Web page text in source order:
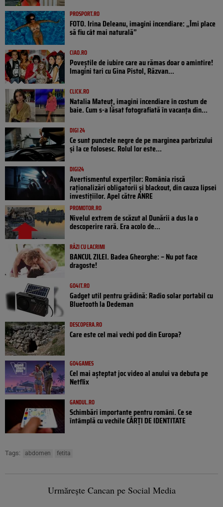
PROSPORT.RO
FOTO. Irina Deleanu, imagini incendiare: „Îmi place
să fiu cât mai naturală”
CIAO.RO
Poveştile de iubire care au rămas doar o amintire!
Imagini tari cu Gina Pistol, Răzvan...
CLICK.RO
Natalia Mateuț, imagini incendiare în costum de
baie. Cum s-a lăsat fotografiată în vacanța din...
DIGI 24
Ce sunt punctele negre de pe marginea parbrizului
și la ce folosesc. Rolul lor este...
DIGI24
Avertismentul experților: România riscă
raționalizări obligatorii și blackout, din cauza lipsei
investițiilor. Apel către ANRE
PROMOTOR.RO
Nivelul extrem de scăzut al Dunării a dus la o
descoperire rară. Era acolo de...
RÂZI CU LACRIMI
BANCUL ZILEI. Badea Gheorghe: – Nu pot face
dragoste!
GO4IT.RO
Gadget util pentru grădină: Radio solar portabil cu
Bluetooth la Dedeman
DESCOPERA.RO
Care este cel mai vechi pod din Europa?
GO4GAMES
Cel mai așteptat joc video al anului va debuta pe
Netflix
GANDUL.RO
Schimbări importante pentru români. Ce se
întâmplă cu vechile CĂRȚI DE IDENTITATE
Tags: abdomen fetita
Urmărește Cancan pe Social Media